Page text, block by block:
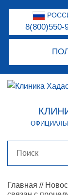
8(800)550-
Главная //